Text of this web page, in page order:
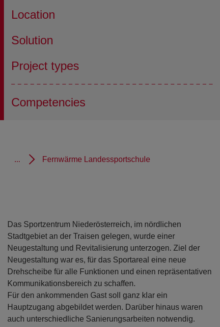
Location
Solution
Project types
Competencies
... Fernwärme Landessportschule
Das Sportzentrum Niederösterreich, im nördlichen
Stadtgebiet an der Traisen gelegen, wurde einer
Neugestaltung und Revitalisierung unterzogen. Ziel der
Neugestaltung war es, für das Sportareal eine neue
Drehscheibe für alle Funktionen und einen repräsentativen
Kommunikationsbereich zu schaffen.
Für den ankommenden Gast soll ganz klar ein
Hauptzugang abgebildet werden. Darüber hinaus waren
auch unterschiedliche Sanierungsarbeiten notwendig.